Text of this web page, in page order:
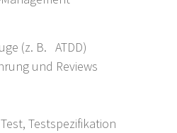
(z. B. ATDD)
und Reviews
Testspezifikation